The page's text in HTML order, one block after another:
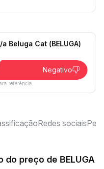
Beluga Cat (BELUGA)
Negativo
referência.
Redes sociais
do preço de BELUGA